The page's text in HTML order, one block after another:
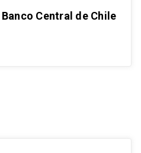
Central de Chile